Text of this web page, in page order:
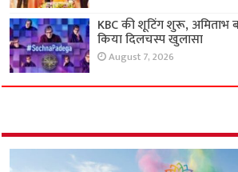
KBC की शूटिंग शुरू, अमिताभ
किया दिलचस्प खुलासा
August 7, 2026